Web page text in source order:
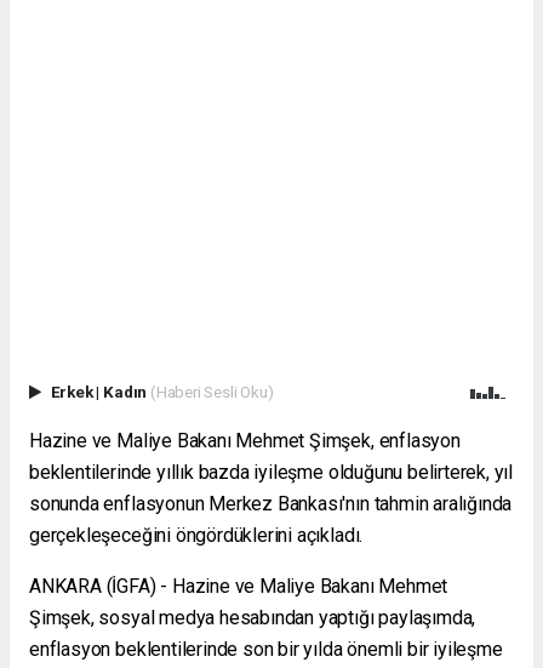
Erkek| Kadın (Haberi Sesli Oku)
Hazine ve Maliye Bakanı Mehmet Şimşek, enflasyon
beklentilerinde yıllık bazda iyileşme olduğunu belirterek, yıl
sonunda enflasyonun Merkez Bankası'nın tahmin aralığında
gerçekleşeceğini öngördüklerini açıkladı.
ANKARA (İGFA) - Hazine ve Maliye Bakanı Mehmet
Şimşek, sosyal medya hesabından yaptığı paylaşımda,
enflasyon beklentilerinde son bir yılda önemli bir iyileşme